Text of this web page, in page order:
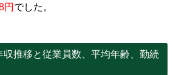
円 でした。
収推移と従業員数、平均年齢、勤続